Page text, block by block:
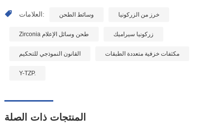
العلامات: وسائط الطحن خرز من الزركونيا
Zirconia طحن وسائل الإعلام زركونيا سيراميك
القانون النموذجي للتحكيم مكثفات خزفية متعددة الطبقات
Y-TZP.
المنتجات ذات الصلة